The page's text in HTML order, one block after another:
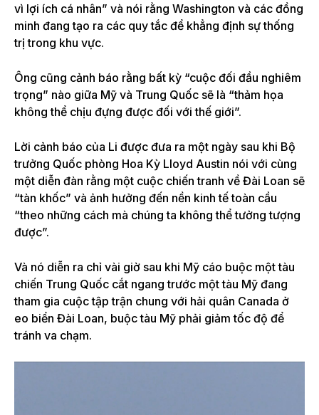
vì lợi ích cá nhân” và nói rằng Washington và các đồng
minh đang tạo ra các quy tắc để khẳng định sự thống
trị trong khu vực.
Ông cũng cảnh báo rằng bất kỳ “cuộc đối đầu nghiêm
trọng” nào giữa Mỹ và Trung Quốc sẽ là “thảm họa
không thể chịu đựng được đối với thế giới”.
Lời cảnh báo của Li được đưa ra một ngày sau khi Bộ
trưởng Quốc phòng Hoa Kỳ Lloyd Austin nói với cùng
một diễn đàn rằng một cuộc chiến tranh về Đài Loan sẽ
“tàn khốc” và ảnh hưởng đến nền kinh tế toàn cầu
“theo những cách mà chúng ta không thể tưởng tượng
được”.
Và nó diễn ra chỉ vài giờ sau khi Mỹ cáo buộc một tàu
chiến Trung Quốc cắt ngang trước một tàu Mỹ đang
tham gia cuộc tập trận chung với hải quân Canada ở
eo biển Đài Loan, buộc tàu Mỹ phải giảm tốc độ để
tránh va chạm.